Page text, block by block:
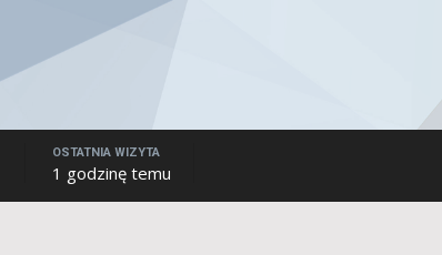
OSTATNIA WIZYTA
1 godzinę temu